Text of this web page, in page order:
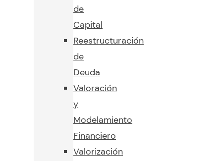
de
Capital
Reestructuración
de
Deuda
Valoración
y
Modelamiento
Financiero
Valorización